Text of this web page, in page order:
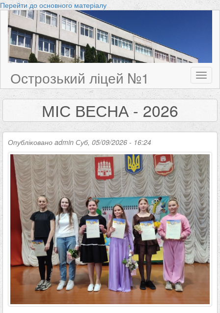
Перейти до основного матеріалу
Острозький ліцей №1
МІС ВЕСНА - 2026
Опубліковано admin Суб, 05/09/2026 - 16:24